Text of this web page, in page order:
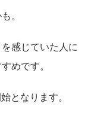
。
感じていた人に
めです。
となります。